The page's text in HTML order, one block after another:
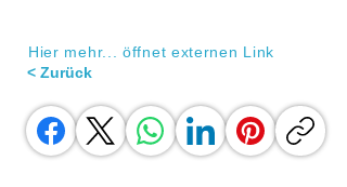
Hier mehr... öffnet externen Link
< Zurück